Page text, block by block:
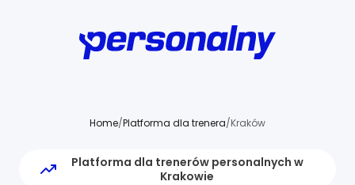
Home/Platforma dla trenera/Kraków
Platforma dla trenerów personalnych w
Krakowie